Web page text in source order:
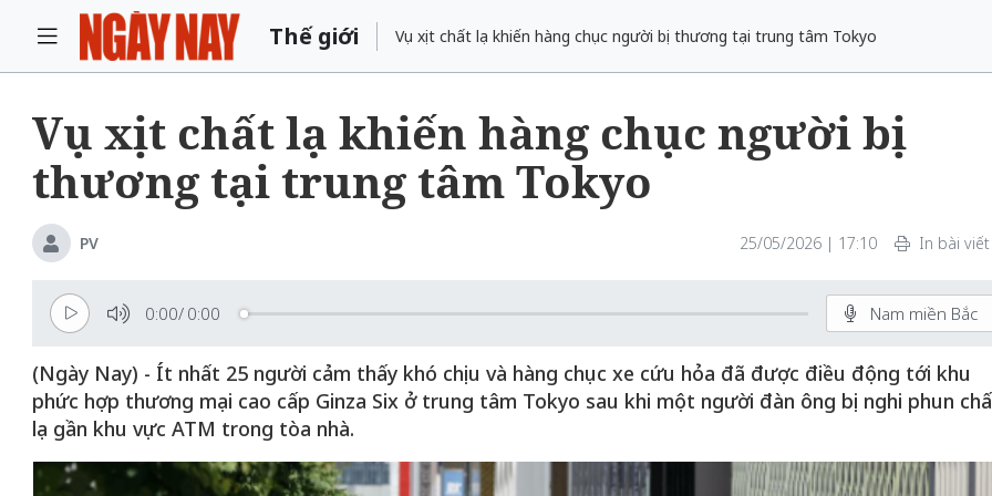
Thế giới Vụ xịt chất lạ khiến hàng chục người bị thương tại trung tâm Tokyo
Vụ xịt chất lạ khiến hàng chục người bị
thương tại trung tâm Tokyo
PV 25/05/2026 | 17:10 In bài viết
0:00/ 0:00 Nam miền Bắc
(Ngày Nay) - Ít nhất 25 người cảm thấy khó chịu và hàng chục xe cứu hỏa đã được điều động tới khu
phức hợp thương mại cao cấp Ginza Six ở trung tâm Tokyo sau khi một người đàn ông bị nghi phun
lạ gần khu vực ATM trong tòa nhà.